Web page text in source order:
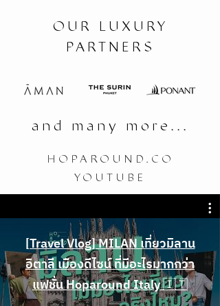
OUR LUXURY
PARTNERS
and many more...
HOPAROUND.CO
YOUTUBE
[Travel Vlog] MILAN เที่ยวมิลาน
อิตาลี เมืองดีไซน์ ที่มีอะไรมากกว่า
แฟชั่น Hoparound Italy 🇮🇹